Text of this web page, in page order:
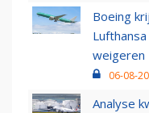
Boeing
weigeren
06-08-
Analyse